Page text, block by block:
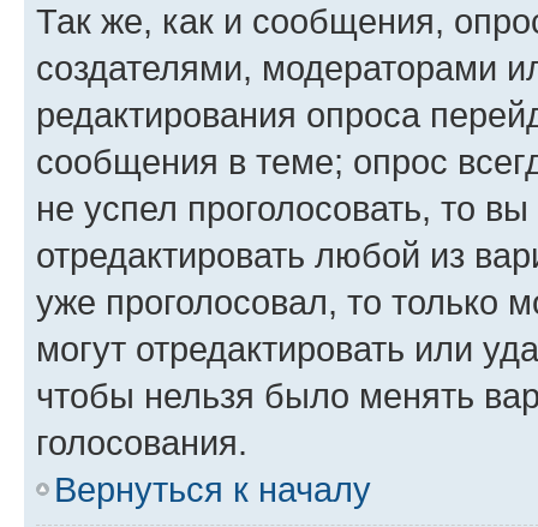
Так же, как и сообщения,
создателями, модераторами
редактирования опроса
сообщения в теме; опрос
не успел проголосовать, то
отредактировать любой из
уже проголосовал, то только
могут отредактировать или
чтобы нельзя было менять
голосования.
Вернуться к началу